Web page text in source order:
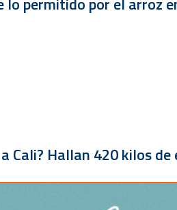
Cali? Hallan 420 kilos